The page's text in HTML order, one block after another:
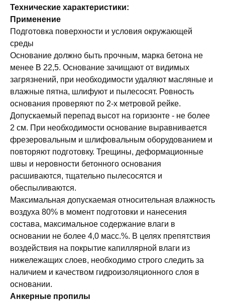
Технические характеристики:
Применение
Подготовка поверхности и условия окружающей
среды
Основание должно быть прочным, марка бетона не
менее B 22,5. Основание зачищают от видимых
загрязнений, при необходимости удаляют масляные и
влажные пятна, шлифуют и пылесосят. Ровность
основания проверяют по 2-х метровой рейке.
Допускаемый перепад высот на горизонте - не более
2 см. При необходимости основание выравнивается
фрезеровальным и шлифовальным оборудованием и
повторяют подготовку. Трещины, деформационные
швы и неровности бетонного основания
расшиваются, тщательно пылесосятся и
обеспыливаются.
Максимальная допускаемая относительная влажность
воздуха 80% в момент подготовки и нанесения
состава, максимальное содержание влаги в
основании не более 4,0 масс.%. В целях препятствия
воздействия на покрытие капиллярной влаги из
нижележащих слоев, необходимо строго следить за
наличием и качеством гидроизоляционного слоя в
основании.
Анкерные пропилы